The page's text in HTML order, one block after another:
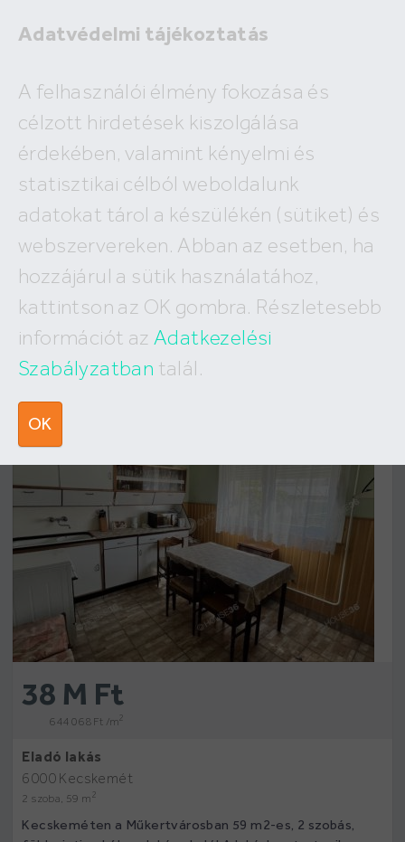
Adatvédelmi tájékoztatás
A felhasználói élmény fokozása és
célzott hirdetések kiszolgálása
érdekében, valamint kényelmi és
statisztikai célból weboldalunk
adatokat tárol a készülékén (sütiket) és
webszervereken. Abban az esetben, ha
hozzájárul a sütik használatához,
kattintson az OK gombra. Részletesebb
információt az Adatkezelési
Szabályzatban talál.
OK
Eladó
Kiadó
Kecskemét ×
Budapest Megyék, városok
I. kerület
III. kerület
XI. kerület
XXII. kerület
IV. kerület
VI. kerület
VII. kerület
VIII. kerület
IX. kerület
X. kerület
XV. kerület
XVII. kerület
XVIII. kerület
XX. kerület
Keresés
Eladó Kecskeméti lakások
találat, megjelenítve
5
38 M Ft
644 068 Ft /m2
Eladó lakás
6000 Kecskemét
2 szoba, 59 m 2
Kecskeméten a Műkertvárosban 59 m2-es, 2 szobás,